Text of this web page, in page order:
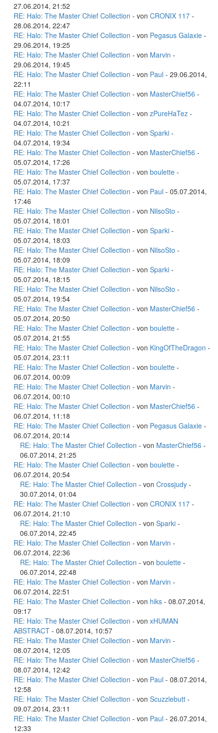
27.06.2014, 21:52
RE: Halo: The Master Chief Collection - von CRONIX 117 -
28.06.2014, 22:47
RE: Halo: The Master Chief Collection - von Pegasus Galaxie -
29.06.2014, 19:25
RE: Halo: The Master Chief Collection - von Marvin -
29.06.2014, 19:45
RE: Halo: The Master Chief Collection - von Paul - 29.06.2014,
22:11
RE: Halo: The Master Chief Collection - von MasterChief56 -
04.07.2014, 10:17
RE: Halo: The Master Chief Collection - von zPureHaTez -
04.07.2014, 10:21
RE: Halo: The Master Chief Collection - von Sparki -
04.07.2014, 19:34
RE: Halo: The Master Chief Collection - von MasterChief56 -
05.07.2014, 17:26
RE: Halo: The Master Chief Collection - von boulette -
05.07.2014, 17:37
RE: Halo: The Master Chief Collection - von Paul - 05.07.2014,
17:46
RE: Halo: The Master Chief Collection - von NilsoSto -
05.07.2014, 18:01
RE: Halo: The Master Chief Collection - von Sparki -
05.07.2014, 18:03
RE: Halo: The Master Chief Collection - von NilsoSto -
05.07.2014, 18:09
RE: Halo: The Master Chief Collection - von Sparki -
05.07.2014, 18:15
RE: Halo: The Master Chief Collection - von NilsoSto -
05.07.2014, 19:54
RE: Halo: The Master Chief Collection - von MasterChief56 -
05.07.2014, 20:50
RE: Halo: The Master Chief Collection - von boulette -
05.07.2014, 21:55
RE: Halo: The Master Chief Collection - von KingOfTheDragon -
05.07.2014, 23:11
RE: Halo: The Master Chief Collection - von boulette -
06.07.2014, 00:09
RE: Halo: The Master Chief Collection - von Marvin -
06.07.2014, 00:10
RE: Halo: The Master Chief Collection - von MasterChief56 -
06.07.2014, 11:18
RE: Halo: The Master Chief Collection - von Pegasus Galaxie -
06.07.2014, 20:14
RE: Halo: The Master Chief Collection - von MasterChief56 -
06.07.2014, 21:25
RE: Halo: The Master Chief Collection - von boulette -
06.07.2014, 20:54
RE: Halo: The Master Chief Collection - von Crossjudy -
30.07.2014, 01:04
RE: Halo: The Master Chief Collection - von CRONIX 117 -
06.07.2014, 21:10
RE: Halo: The Master Chief Collection - von Sparki -
06.07.2014, 22:45
RE: Halo: The Master Chief Collection - von Marvin -
06.07.2014, 22:36
RE: Halo: The Master Chief Collection - von boulette -
06.07.2014, 22:48
RE: Halo: The Master Chief Collection - von Marvin -
06.07.2014, 22:51
RE: Halo: The Master Chief Collection - von hiks - 08.07.2014,
09:17
RE: Halo: The Master Chief Collection - von xHUMAN
ABSTRACT - 08.07.2014, 10:57
RE: Halo: The Master Chief Collection - von Marvin -
08.07.2014, 12:05
RE: Halo: The Master Chief Collection - von MasterChief56 -
08.07.2014, 12:42
RE: Halo: The Master Chief Collection - von Paul - 08.07.2014,
12:58
RE: Halo: The Master Chief Collection - von Scuzzlebutt -
09.07.2014, 23:11
RE: Halo: The Master Chief Collection - von Paul - 26.07.2014,
12:33